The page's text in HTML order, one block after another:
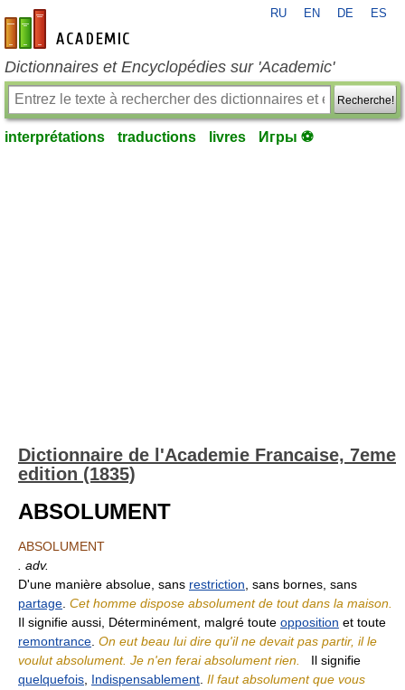
fr-academic.com
RU EN DE ES
Dictionnaires et Encyclopédies sur 'Academic'
Recherche!
interprétations traductions livres Игры ⚽
Dictionnaire de l'Academie Francaise, 7eme
edition (1835)
ABSOLUMENT
ABSOLUMENT
. adv.
D'une manière absolue, sans restriction , sans bornes, sans
partage Cet homme dispose absolument de tout dans la maison.
Il signifie aussi, Déterminément, malgré toute opposition et toute
remontrance On eut beau lui dire qu'il ne devait pas partir, il le
voulut absolument. Je n'en ferai absolument rien.
Il signifie
quelquefois Indispensablement Il faut absolument que vous